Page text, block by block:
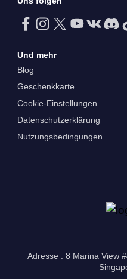
Und mehr
Blog
Geschenkkarte
Cookie-Einstellungen
Datenschutzerklärung
Nutzungsbedingungen
Adresse : 8 Marina View